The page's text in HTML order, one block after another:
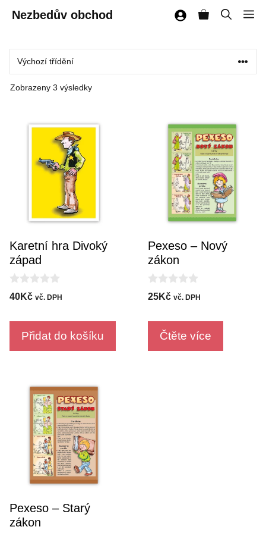
Přeskočit
Nezbedův obchod
Zobrazeny 3 výsledky
Karetní hra Divoký
západ
0
o
t
5
40Kč vč. DPH
Přidat do košíku
Pexeso – Nový
zákon
0
o
t
5
25Kč vč. DPH
Čtěte více
Pexeso – Starý
zákon